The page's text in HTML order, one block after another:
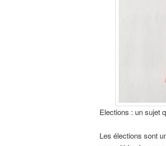
Elections : un sujet
Les élections sont